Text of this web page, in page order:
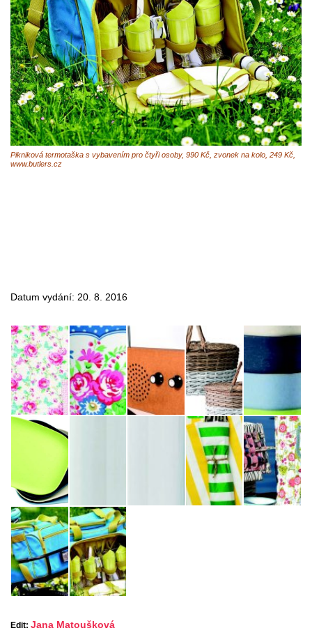
Pikniková termotaška s vybavením pro čtyři osoby, 990 Kč, zvonek na kolo, 249 Kč,
www.butlers.cz
Datum vydání: 20. 8. 2016
Edit: Jana Matoušková